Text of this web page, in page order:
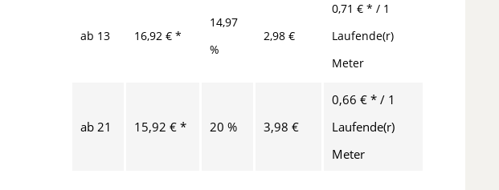
ab 13 16,92 € *
14,97
%
2,98 €
0,71 € * / 1
Laufende(r)
Meter
ab21 15,92 € * 20 % 3,98 €
0,66 € * / 1
Laufende(r)
Meter